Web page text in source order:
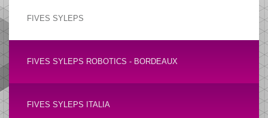
FIVES SYLEPS
FIVES SYLEPS ROBOTICS - BORDEAUX
FIVES SYLEPS ITALIA